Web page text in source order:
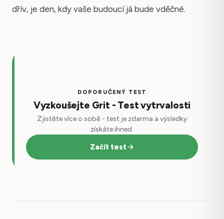
dřív, je den, kdy vaše budoucí já bude vděčné.
DOPORUČENÝ TEST
Vyzkoušejte Grit - Test vytrvalosti
Zjistěte více o sobě - test je zdarma a výsledky
získáte ihned.
Začít test